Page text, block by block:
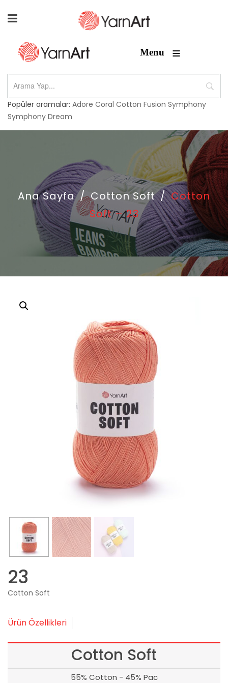
Menu ≡
Popüler aramalar: Adore Coral Cotton Fusion Symphony
Symphony Dream
Ana Sayfa / Cotton Soft / Cotton
Soft – 23
23
Cotton Soft
Ürün Özellikleri
Cotton Soft
55% Cotton - 45% Pac